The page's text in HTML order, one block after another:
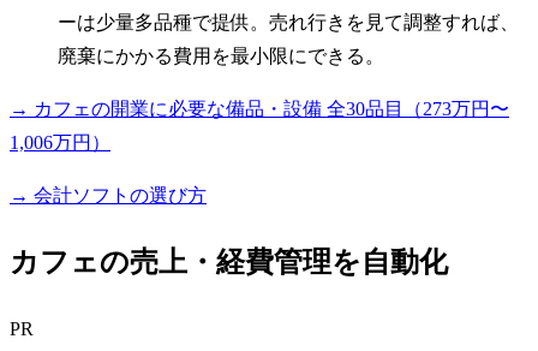
ーは少量多品種で提供。売れ行きを見て調整すれば、
廃棄にかかる費用を最小限にできる。
→ カフェの開業に必要な備品・設備 全30品目（273万円〜
1,006万円）
→ 会計ソフトの選び方
カフェの売上・経費管理を自動化
PR